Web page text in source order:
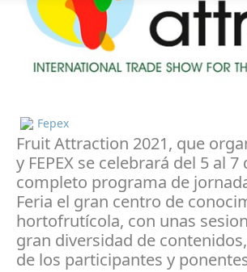
Fepex
Fruit Attraction 2021, que
y FEPEX se celebrará del 5 al
completo programa de
Feria el gran centro de
hortofrutícola, con unas
gran diversidad de
de los participantes y